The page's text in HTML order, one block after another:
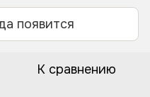
появится
К сравнению